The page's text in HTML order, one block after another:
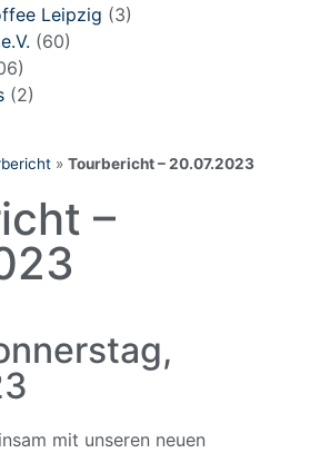
» Tourbericht – 20.07.2023
–
mit unseren neuen
Leipzig (3)
(60)
(2)